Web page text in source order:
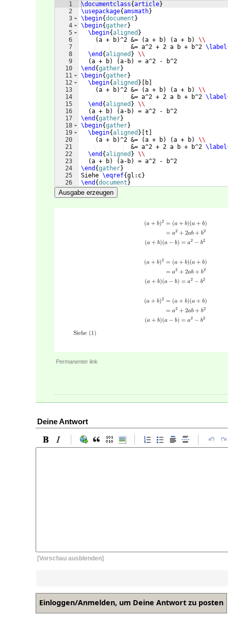
1
2
3
4
5
6
7
8
9
10
11
12
13
14
15
16
17
18
19
20
21
22
23
24
25
26
\documentclass{article}
\usepackage{amsmath}
\begin{document }
\begin{gather}
\begin{aligned }
(a + b)^2 &= (a + b) (a + b)
\\
  &= a^2 + 2 a b + b^2
\label
\end {aligned } \\
(a + b) (a-b)
= a^2 - b^2
\end {gather}
\begin{gather}
\begin{aligned } b
(a + b)^2 &= (a + b) (a + b)
\\
  &= a^2 + 2 a b + b^2
\label
\end {aligned } \\
(a + b) (a-b)
= a^2 - b^2
\end {gather}
\begin{gather}
\begin{aligned } t
(a + b)^2 &= (a + b) (a + b)
\\
  &= a^2 + 2 a b + b^2
\label
\end {aligned } \\
(a + b) (a-b)
= a^2 - b^2
\end {gather}
Siehe \eqref{gl:c}
\end {document }
Ausgabe erzeugen
Permanenter link
Deine Antwort
[Vorschau ausblenden]